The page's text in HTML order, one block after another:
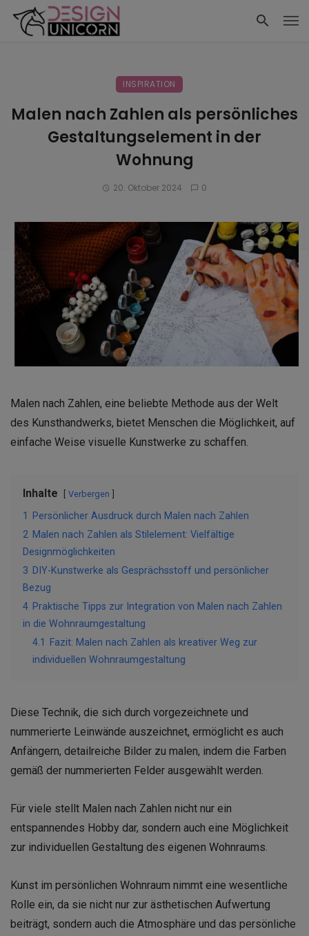
INSPIRATION
Malen nach Zahlen als persönliches
Gestaltungselement in der
Wohnung
20. Oktober 2024 0
Malen nach Zahlen, eine beliebte Methode aus der Welt
des Kunsthandwerks, bietet Menschen die Möglichkeit, auf
einfache Weise visuelle Kunstwerke zu schaffen.
Inhalte Verbergen
1
Persönlicher Ausdruck durch Malen nach Zahlen
2 Malen nach Zahlen als Stilelement: Vielfältige
Designmöglichkeiten
3 DIY-Kunstwerke als Gesprächsstoff und persönlicher
Bezug
4 Praktische Tipps zur Integration von Malen nach Zahlen
in die Wohnraumgestaltung
4.1
Fazit: Malen nach Zahlen als kreativer Weg zur
individuellen Wohnraumgestaltung
Diese Technik, die sich durch vorgezeichnete und
nummerierte Leinwände auszeichnet, ermöglicht es auch
Anfängern, detailreiche Bilder zu malen, indem die Farben
gemäß der nummerierten Felder ausgewählt werden.
Für viele stellt Malen nach Zahlen nicht nur ein
entspannendes Hobby dar, sondern auch eine Möglichkeit
zur individuellen Gestaltung des eigenen Wohnraums.
Kunst im persönlichen Wohnraum nimmt eine wesentliche
Rolle ein, da sie nicht nur zur ästhetischen Aufwertung
beiträgt, sondern auch die Atmosphäre und das persönliche